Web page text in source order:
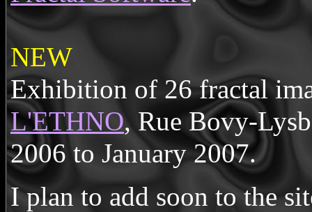
NEW
Exhibition of 26 fractal
L'ETHNO, Rue Bovy-
2006 to January 2007.
I plan to add soon to the